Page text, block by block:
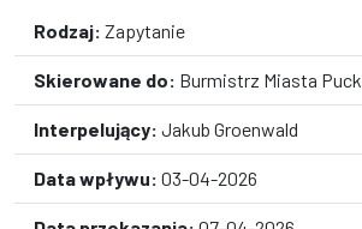
Rodzaj: Zapytanie
Skierowane do: Burmistrz Miasta Puck
Interpelujący: Jakub Groenwald
Data wpływu: 03-04-2026